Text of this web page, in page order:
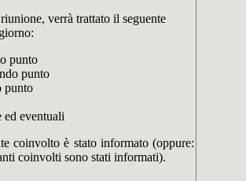
verrà trattato il seguente
punto
punto
punto
ed eventuali
coinvolto è stato informato (oppure:
coinvolti sono stati informati).